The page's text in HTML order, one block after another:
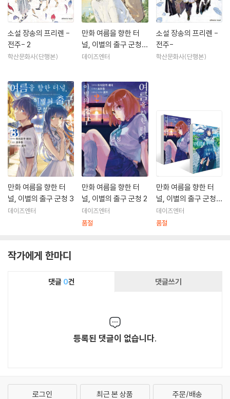
소설 장송의 프리렌 -
전주- 2
학산문화사(단행본)
만화 여름을 향한 터
널, 이별의 출구 군청
4
데이즈엔터
소설 장송의 프리렌 -
전주-
학산문화사(단행본)
만화 여름을 향한 터
널, 이별의 출구 군청 3
데이즈엔터
만화 여름을 향한 터
널, 이별의 출구 군청 2
데이즈엔터
품절
만화 여름을 향한 터
널, 이별의 출구 군청 1
~2권 세트
데이즈엔터
품절
작가에게 한마디
댓글 0건 댓글쓰기
등록된 댓글이 없습니다.
로그인 최근 본 상품 주문/배송